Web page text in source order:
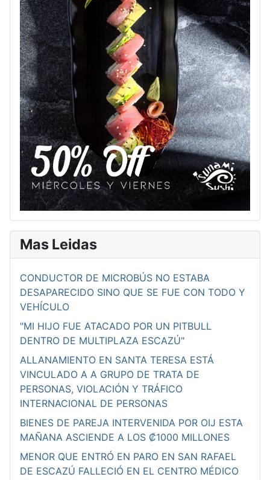
Mas Leidas
CONDUCTOR DE MICROBÚS NO ESTABA
DESAPARECIDO SINO QUE SE FUE CON TODO Y
VEHÍCULO
"MI HIJO FUE ATACADO POR UN PITBULL
DENTRO DE MULTIPLAZA ESCAZÚ"
ALLANAMIENTO EN SANTA TERESA ESTÁ
VINCULADO A A GRUPO DE TRATA DE
PERSONAS, VIOLACIÓN Y TRÁFICO
INTERNACIONAL DE PERSONAS
BIENES DE PAREJA INTERVENIDA POR OIJ ESTA
MAÑANA ASCIENDE A LOS ₡1000 MILLONES
MENOR QUE ENTRÓ EN PARO EN SAN RAFAEL
DE ESCAZÚ FALLECIÓ EN EL CENTRO MÉDICO